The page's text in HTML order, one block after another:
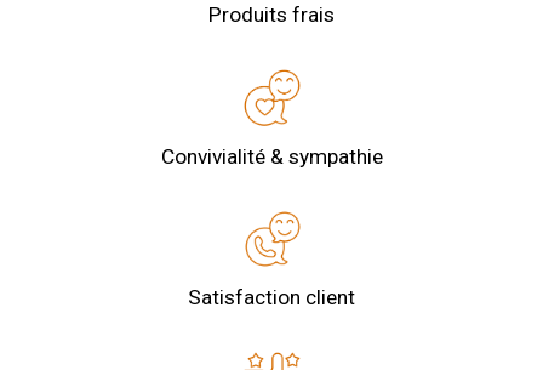
Produits frais
Convivialité & sympathie
Satisfaction client